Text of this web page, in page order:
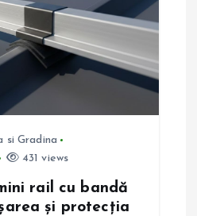
si Gradina
431 views
rail cu bandă
și protecția